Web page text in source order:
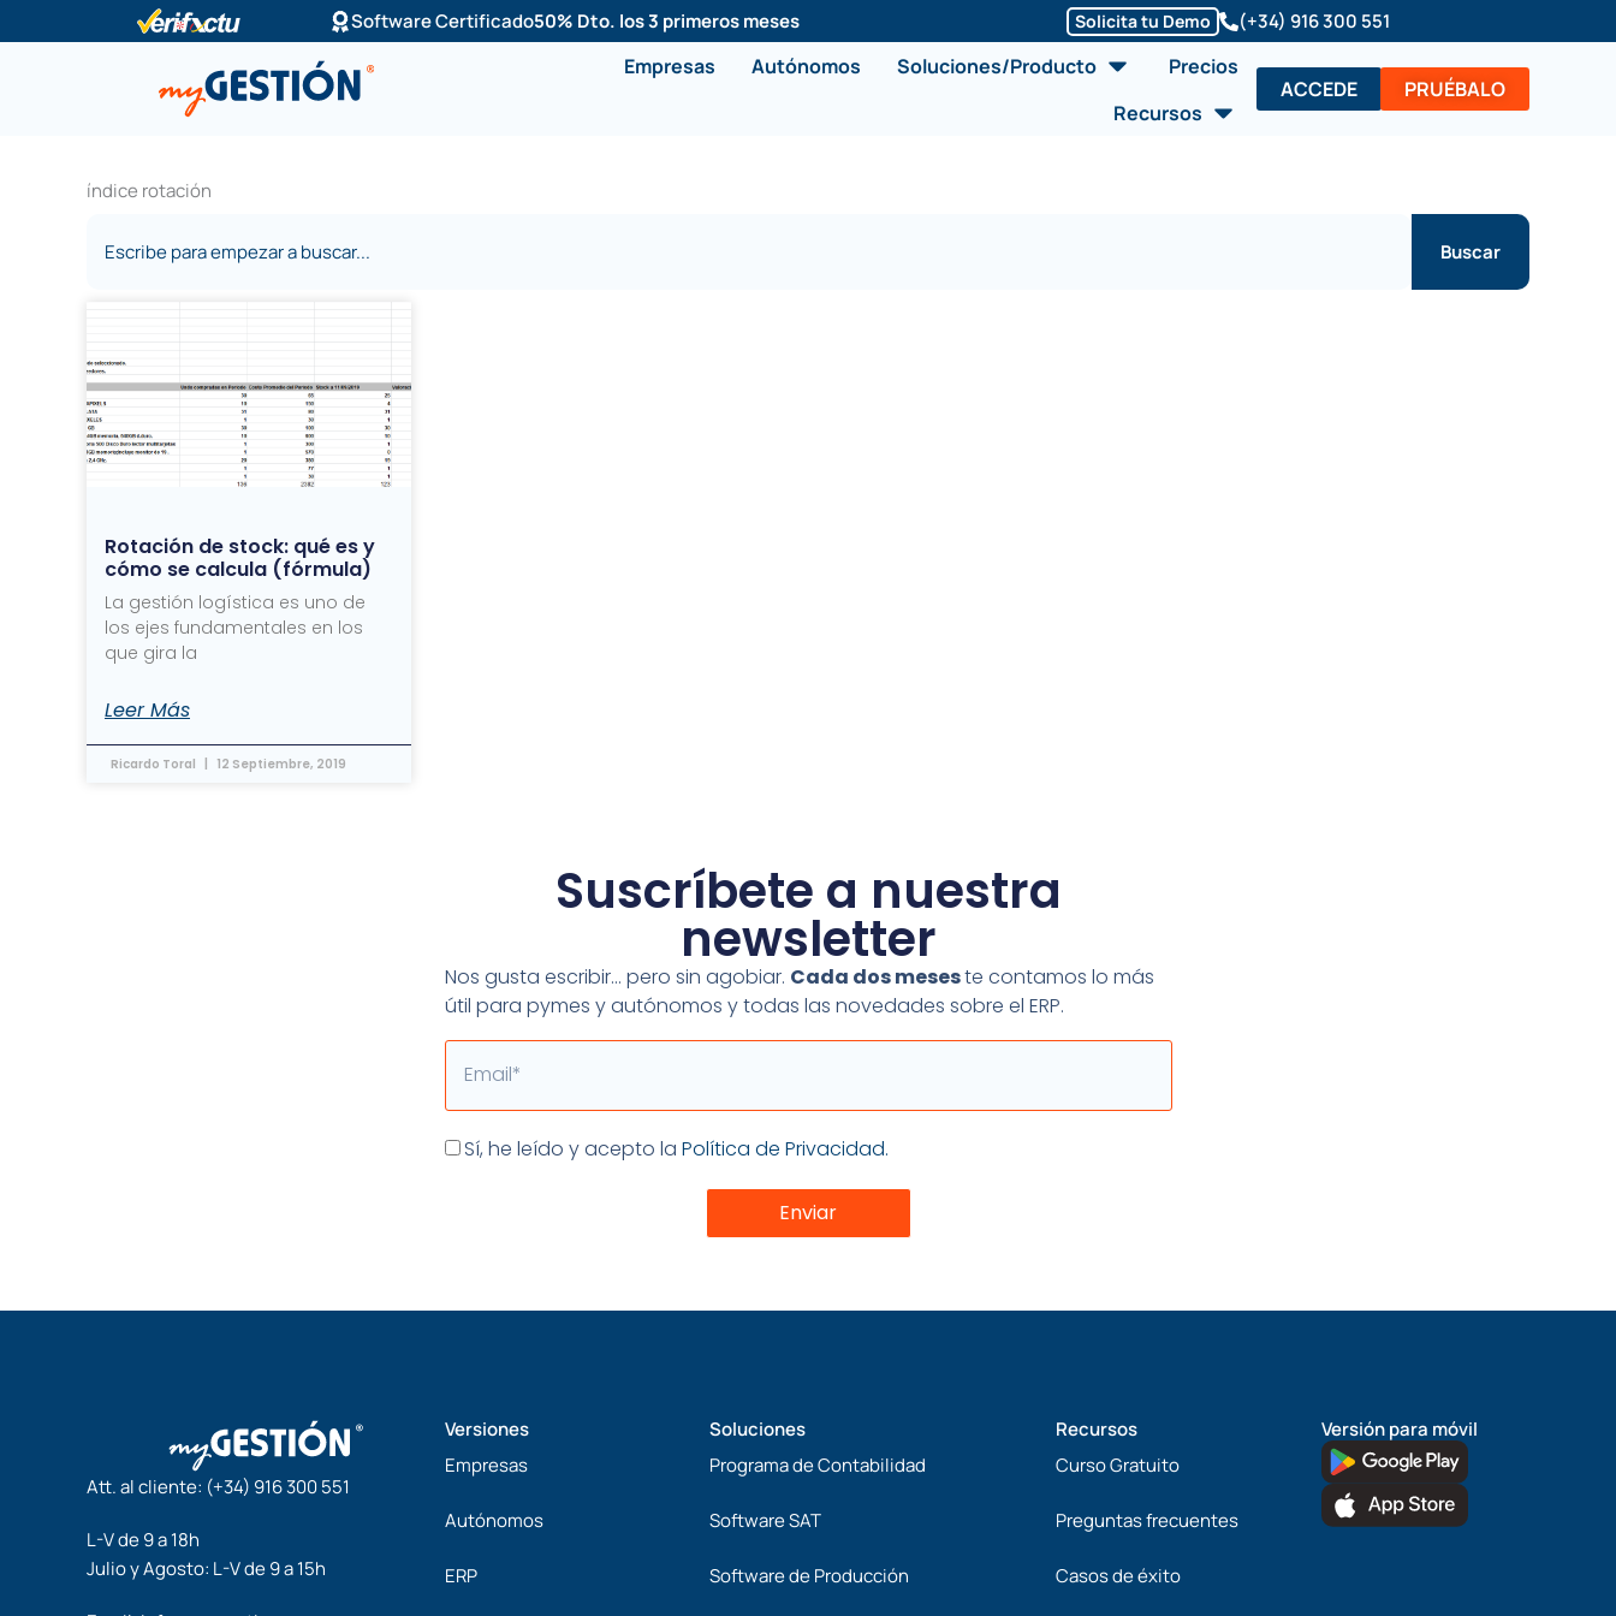
al
Software Certificado50% Dto. los 3 primeros meses Solicita tu Demo (+34) 916 300 551
Empresas Autónomos Soluciones/Producto Abrir Soluciones/Producto
Precios
Recursos Abrir Recursos
ACCEDE PRUÉBALO
índice rotación
Buscar
Rotación de stock: qué es y
cómo se calcula (fórmula)
La gestión logística es uno de
los ejes fundamentales en los
que gira la
Leer Más
Ricardo Toral 12 Septiembre, 2019
Suscríbete a nuestra
newsletter
Nos gusta escribir… pero sin agobiar. Cada dos meseste contamos lo más
útil para pymes y autónomos y todas las novedades sobre el ERP.
Email
Aceptación
Sí, he leído y acepto la Política de Privacidad.
Enviar
Att. al cliente: (+34) 916 300 551
L-V de 9 a 18h
Julio y Agosto: L-V de 9 a 15h
Versiones
Empresas
Autónomos
ERP
Soluciones
Programa de Contabilidad
Software SAT
Software de Producción
Recursos
Curso Gratuito
Preguntas frecuentes
Casos de éxito
Versión para móvil